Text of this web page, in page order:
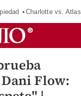
Charlotte vs. Atlas
Flow: